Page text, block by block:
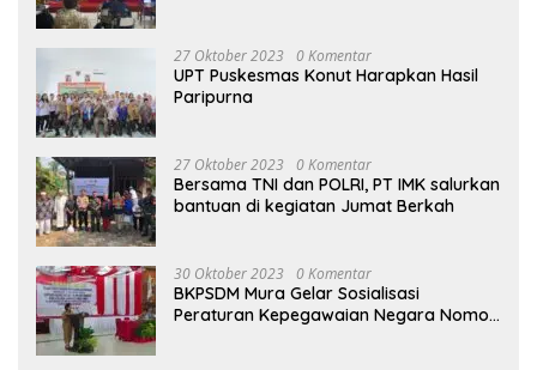
27 Oktober 2023 0 Komentar
UPT Puskesmas Konut Harapkan Hasil
Paripurna
27 Oktober 2023 0 Komentar
Bersama TNI dan POLRI, PT IMK salurkan
bantuan di kegiatan Jumat Berkah
30 Oktober 2023 0 Komentar
BKPSDM Mura Gelar Sosialisasi
Peraturan Kepegawaian Negara Nomor